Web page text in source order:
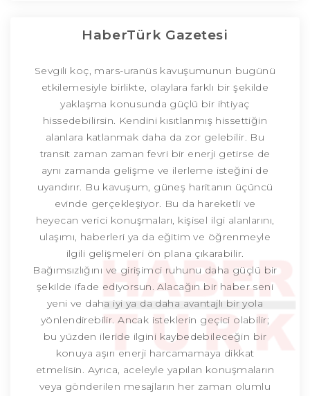
HaberTürk Gazetesi
Sevgili koç, mars-uranüs kavuşumunun bugünü
etkilemesiyle birlikte, olaylara farklı bir şekilde
yaklaşma konusunda güçlü bir ihtiyaç
hissedebilirsin. Kendini kısıtlanmış hissettiğin
alanlara katlanmak daha da zor gelebilir. Bu
transit zaman zaman fevri bir enerji getirse de
aynı zamanda gelişme ve ilerleme isteğini de
uyandırır. Bu kavuşum, güneş haritanın üçüncü
evinde gerçekleşiyor. Bu da hareketli ve
heyecan verici konuşmaları, kişisel ilgi alanlarını,
ulaşımı, haberleri ya da eğitim ve öğrenmeyle
ilgili gelişmeleri ön plana çıkarabilir.
Bağımsızlığını ve girişimci ruhunu daha güçlü bir
şekilde ifade ediyorsun. Alacağın bir haber seni
yeni ve daha iyi ya da daha avantajlı bir yola
yönlendirebilir. Ancak isteklerin geçici olabilir;
bu yüzden ileride ilgini kaybedebileceğin bir
konuya aşırı enerji harcamamaya dikkat
etmelisin. Ayrıca, aceleyle yapılan konuşmaların
veya gönderilen mesajların her zaman olumlu